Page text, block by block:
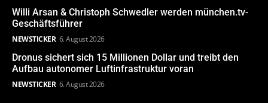
Willi Arsan & Christoph Schwedler werden münchen.tv-
Geschäftsführer
NEWSTICKER 6. August 2026
Dronus sichert sich 15 Millionen Dollar und treibt den
Aufbau autonomer Luftinfrastruktur voran
NEWSTICKER 6. August 2026